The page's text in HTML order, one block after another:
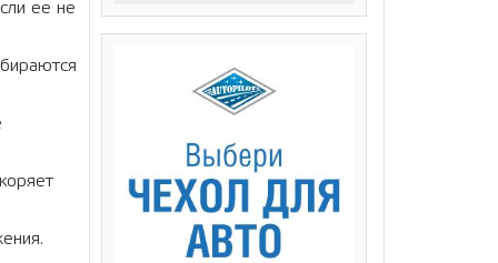
ее не